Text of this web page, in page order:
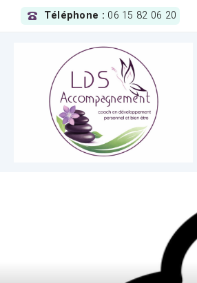
Téléphone : 06 15 82 06 20